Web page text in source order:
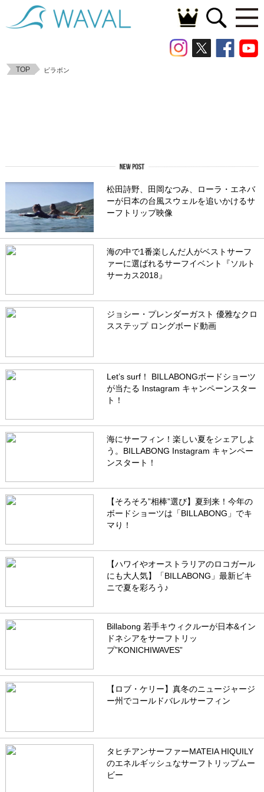
TOP ビラボン
松田詩野、田岡なつみ、ローラ・エネバ
ーが日本の台風スウェルを追いかけるサ
ーフトリップ映像
海の中で1番楽しんだ人がベストサーフ
ァーに選ばれるサーフイベント『ソルト
サーカス2018』
ジョシー・プレンダーガスト 優雅なクロ
スステップ ロングボード動画
Let’s surf！ BILLABONGボードショーツ
が当たる Instagram キャンペーンスター
ト！
海にサーフィン！楽しい夏をシェアしよ
う。BILLABONG Instagram キャンペー
ンスタート！
【そろそろ”相棒”選び】夏到来！今年の
ボードショーツは「BILLABONG」でキ
マり！
【ハワイやオーストラリアのロコガール
にも大人気】「BILLABONG」最新ビキ
ニで夏を彩ろう♪
Billabong 若手キウィクルーが日本&イン
ドネシアをサーフトリッ
プ”KONICHIWAVES”
【ロブ・ケリー】真冬のニュージャージ
ー州でコールドバレルサーフィン
タヒチアンサーファーMATEIA HIQUILY
のエネルギッシュなサーフトリップムー
ビー